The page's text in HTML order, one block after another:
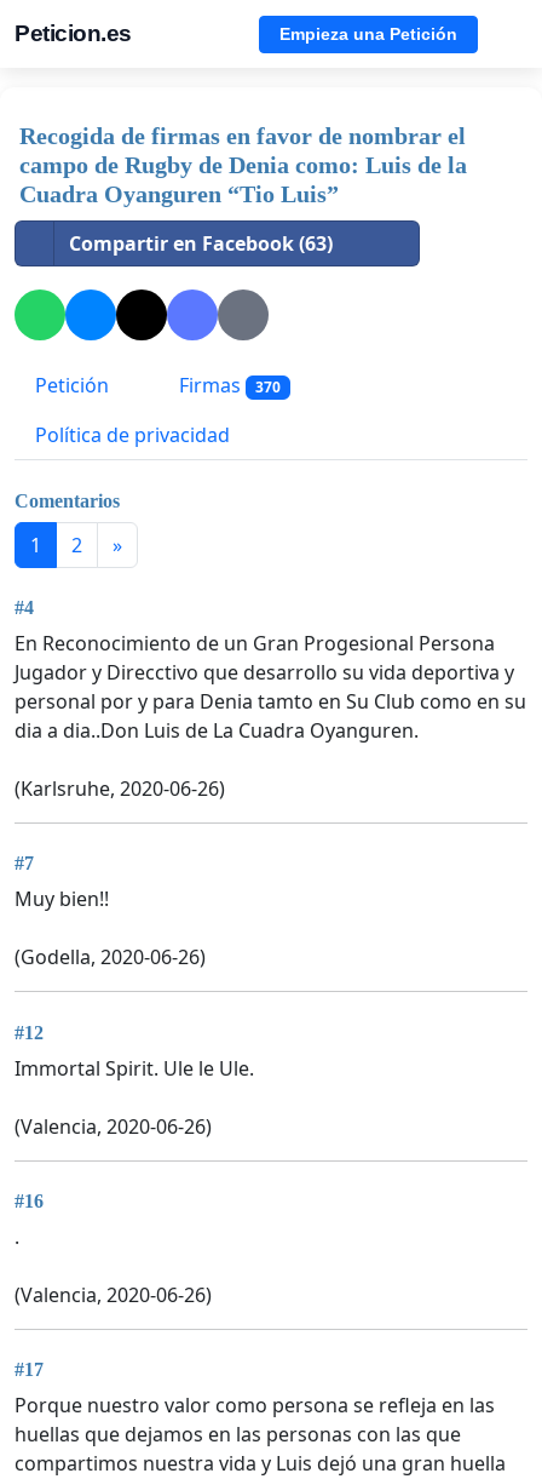
Peticion.es Empieza una Petición
Recogida de firmas en favor de nombrar el
campo de Rugby de Denia como: Luis de la
Cuadra Oyanguren “Tio Luis”
Compartir en Facebook (63)
Petición Firmas 370
Política de privacidad
Comentarios
1 2 »
#4
En Reconocimiento de un Gran Progesional Persona
Jugador y Direcctivo que desarrollo su vida deportiva y
personal por y para Denia tamto en Su Club como en su
dia a dia..Don Luis de La Cuadra Oyanguren.
(Karlsruhe, 2020-06-26)
#7
Muy bien!!
(Godella, 2020-06-26)
#12
Immortal Spirit. Ule le Ule.
(Valencia, 2020-06-26)
#16
.
(Valencia, 2020-06-26)
#17
Porque nuestro valor como persona se refleja en las
huellas que dejamos en las personas con las que
compartimos nuestra vida y Luis dejó una gran huella